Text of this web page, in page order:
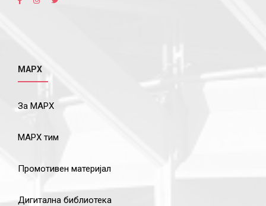
МАРХ
За МАРХ
МАРХ тим
Промотивен материјал
Дигитална библиотека